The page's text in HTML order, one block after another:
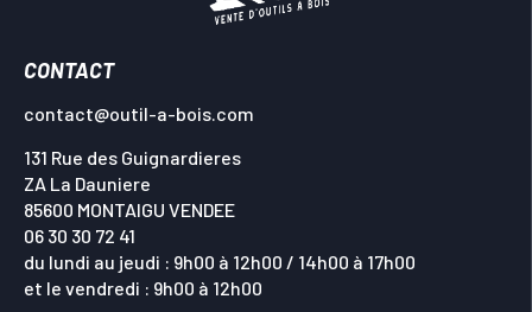
CONTACT
contact@outil-a-bois.com
131 Rue des Guignardieres
ZA La Dauniere
85600 MONTAIGU VENDEE
06 30 30 72 41
du lundi au jeudi : 9h00 à 12h00 / 14h00 à 17h00
et le vendredi : 9h00 à 12h00